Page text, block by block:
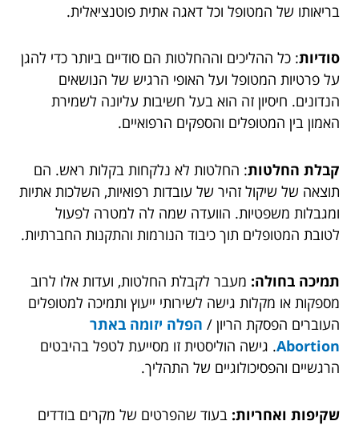
בריאותו של המטופל וכל דאגה אתית פוטנציאלית.
סודיות: כל ההליכים וההחלטות הם סודיים ביותר כדי להגן
על פרטיות המטופל ועל האופי הרגיש של הנושאים
הנדונים. חיסיון זה הוא בעל חשיבות עליונה לשמירת
האמון בין המטופלים והספקים הרפואיים.
קבלת החלטות: החלטות לא נלקחות בקלות ראש. הם
תוצאה של שיקול זהיר של עובדות רפואיות, השלכות אתיות
ומגבלות משפטיות. הוועדה שמה לה למטרה לפעול
לטובת המטופלים תוך כיבוד הנורמות והתקנות החברתיות.
תמיכה בחולה: מעבר לקבלת החלטות, ועדות אלו לרוב
מספקות או מקלות גישה לשירותי ייעוץ ותמיכה למטופלים
העוברים הפסקת הריון / הפלה יזומה באתר
Abortion. גישה הוליסטית זו מסייעת לטפל בהיבטים
הרגשיים והפסיכולוגיים של התהליך.
שקיפות ואחריות: בעוד שהפרטים של מקרים בודדים